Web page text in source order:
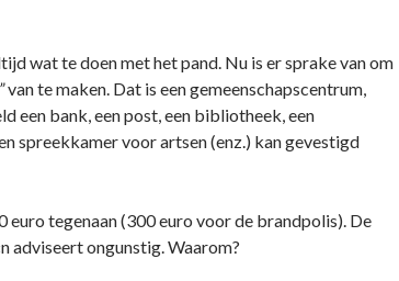
wat te doen met het pand. Nu is er sprake van om
van te maken. Dat is een gemeenschapscentrum,
een bank, een post, een bibliotheek, een
spreekkamer voor artsen (enz.) kan gevestigd
euro tegenaan (300 euro voor de brandpolis). De
adviseert ongunstig. Waarom?